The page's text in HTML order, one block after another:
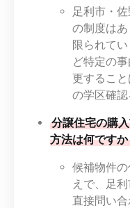
足利市・
の制度は
限られて
ど特定の
更するこ
の学区確認
分譲住宅の購
方法は何です
候補物件
えで、足
直接問い